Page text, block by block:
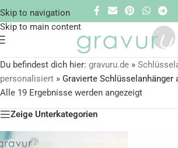
Skip to navigation
Skip to main content
Du befindest dich hier: gravuru.de »
personalisiert » Gravierte Schlüsselanhänger
Alle 19 Ergebnisse werden angezeigt
Zeige Unterkategorien